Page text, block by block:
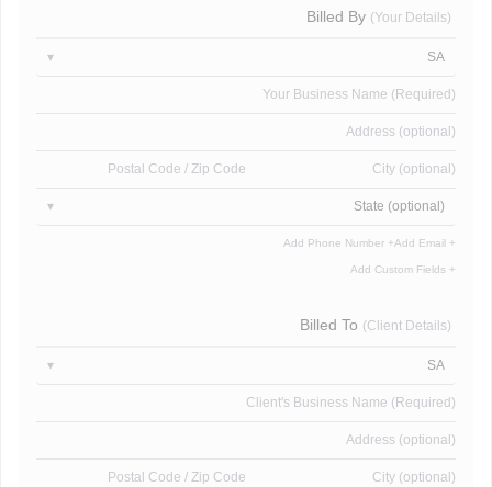
Billed By (Your Details)
SA
Your Business Name (Required)
Address (optional)
City (optional)
Postal Code / Zip Code
State (optional)
+ Add Email
+ Add Phone Number
+ Add Custom Fields
Billed To (Client Details)
SA
Client's Business Name (Required)
Address (optional)
City (optional)
Postal Code / Zip Code